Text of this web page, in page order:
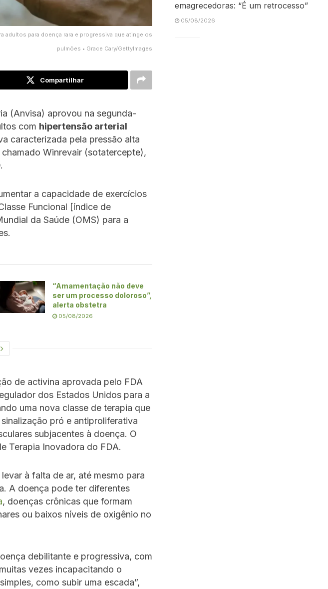
adultos para doença rara e progressiva que atinge os
pulmões • Grace Cary/GettyImages
Compartilhar
(Anvisa) aprovou na segunda-
com hipertensão arterial
caracterizada pela pressão alta
Winrevair (sotatercepte),
a capacidade de exercícios
Funcional [índice de
da Saúde (OMS) para a
“Amamentação não deve
ser um processo doloroso”,
alerta obstetra
05/08/2026
de activina aprovada pelo FDA
dos Estados Unidos para a
uma nova classe de terapia que
pró e antiproliferativa
subjacentes à doença. O
Terapia Inovadora do FDA.
à falta de ar, até mesmo para
A doença pode ter diferentes
, doenças crônicas que formam
ou baixos níveis de oxigênio no
debilitante e progressiva, com
vezes incapacitando o
como subir uma escada”,
emagrecedoras: “É um retrocesso”
05/08/2026